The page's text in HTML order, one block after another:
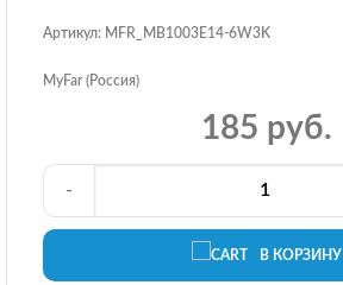
Артикул: MFR_MB1003E14-6W3K
MyFar (Россия)
185 руб.
В КОРЗИНУ
-